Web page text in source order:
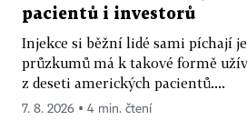
pacientů i investorů
Injekce si běžní lidé sami píchají
průzkumů má k takové formě
z deseti amerických pacientů....
7. 8. 2026 ▪ 4 min. čtení